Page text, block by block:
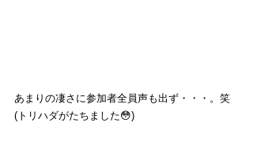
あまりの凄さに参加者全員声も出ず・・・。笑
(トリハダがたちました😳)